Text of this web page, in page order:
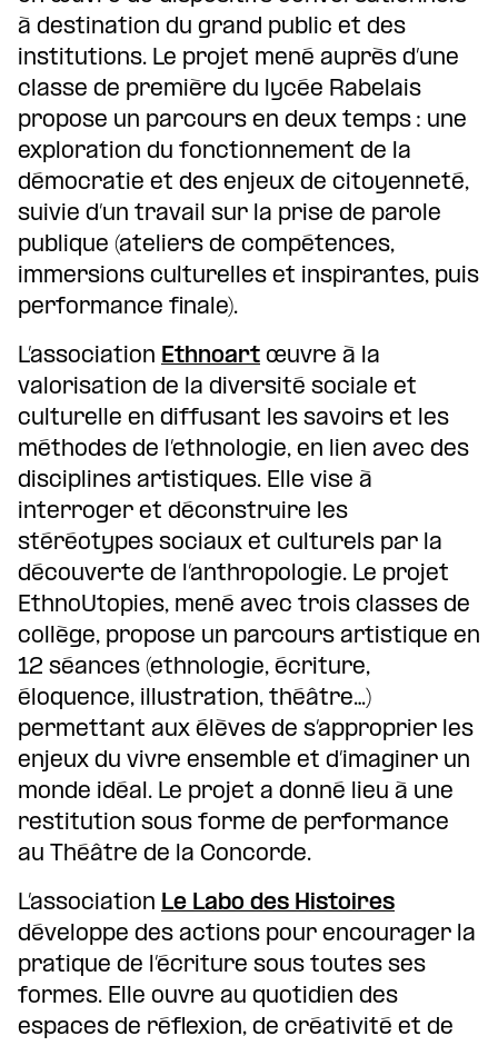
à destination du grand public et des
institutions. Le projet mené auprès d’une
classe de première du lycée Rabelais
propose un parcours en deux temps : une
exploration du fonctionnement de la
démocratie et des enjeux de citoyenneté,
suivie d’un travail sur la prise de parole
publique (ateliers de compétences,
immersions culturelles et inspirantes, puis
performance finale).
L’association Ethnoart œuvre à la
valorisation de la diversité sociale et
culturelle en diffusant les savoirs et les
méthodes de l’ethnologie, en lien avec des
disciplines artistiques. Elle vise à
interroger et déconstruire les
stéréotypes sociaux et culturels par la
découverte de l’anthropologie. Le projet
EthnoUtopies, mené avec trois classes de
collège, propose un parcours artistique en
12 séances (ethnologie, écriture,
éloquence, illustration, théâtre…)
permettant aux élèves de s’approprier les
enjeux du vivre ensemble et d’imaginer un
monde idéal. Le projet a donné lieu à une
restitution sous forme de performance
au Théâtre de la Concorde.
L’association Le Labo des Histoires
développe des actions pour encourager la
pratique de l’écriture sous toutes ses
formes. Elle ouvre au quotidien des
espaces de réflexion, de créativité et de